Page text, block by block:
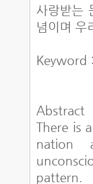
사랑받는
념이며 우
Keyword
Abstract
There is
nation
pattern.